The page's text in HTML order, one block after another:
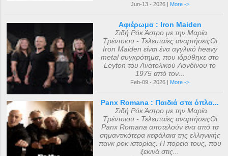
Jun-13 - 2026 | More ->
Αφιέρωμα : Iron Maiden
Σιδή Ρόκ Άστρο με την Μαρία
Τρέντσιου - Τελευταίες αναρτήσειςΟι
Iron Maiden είναι ένα αγγλικό heavy
metal συγκρότημα, που ιδρύθηκε στο
Leyton του Ανατολικού Λονδίνου το
1975 από τον...
Feb-09 - 2026 | More ->
Panx Romana : Παιδιά στα όπλα...
Σιδή Ρόκ Άστρο με την Μαρία
Τρέντσιου - Τελευταίες αναρτήσειςΟι
Panx Romana αποτελούν ένα από τα
σημαντικότερα κεφάλαια της ελληνικής
πανκ ροκ ιστορίας. Η πορεία τους, που
ξεκινά στις...